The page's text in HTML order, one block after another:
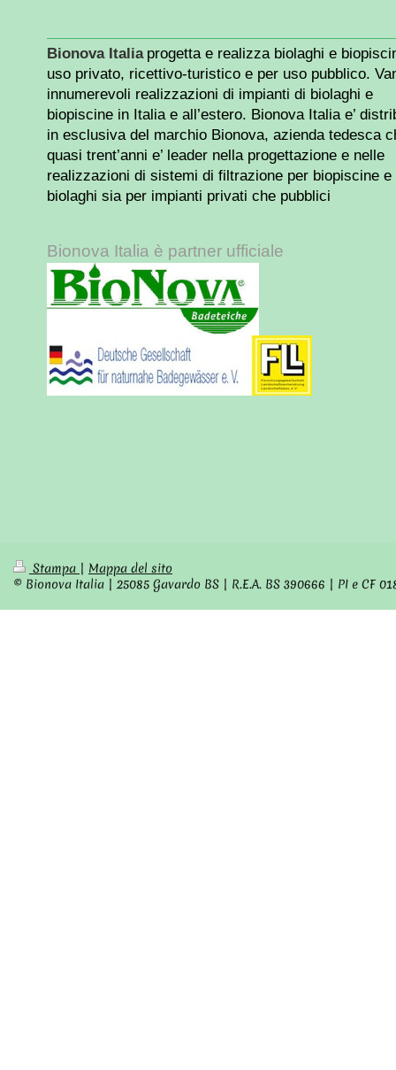
Bionova Italia progetta e realizza biolaghi e
uso privato, ricettivo-turistico e per uso pubblico.
innumerevoli realizzazioni di impianti di biolaghi e
biopiscine in Italia e all’estero. Bionova Italia e’
in esclusiva del marchio Bionova, azienda tedesca
quasi trent’anni e’ leader nella progettazione e nelle
realizzazioni di sistemi di filtrazione per biopiscine e
biolaghi sia per impianti privati che pubblici
Bionova Italia è partner ufficiale
Stampa | Mappa del sito
© Bionova Italia | 25085 Gavardo BS | R.E.A. BS 390666 | PI e CF